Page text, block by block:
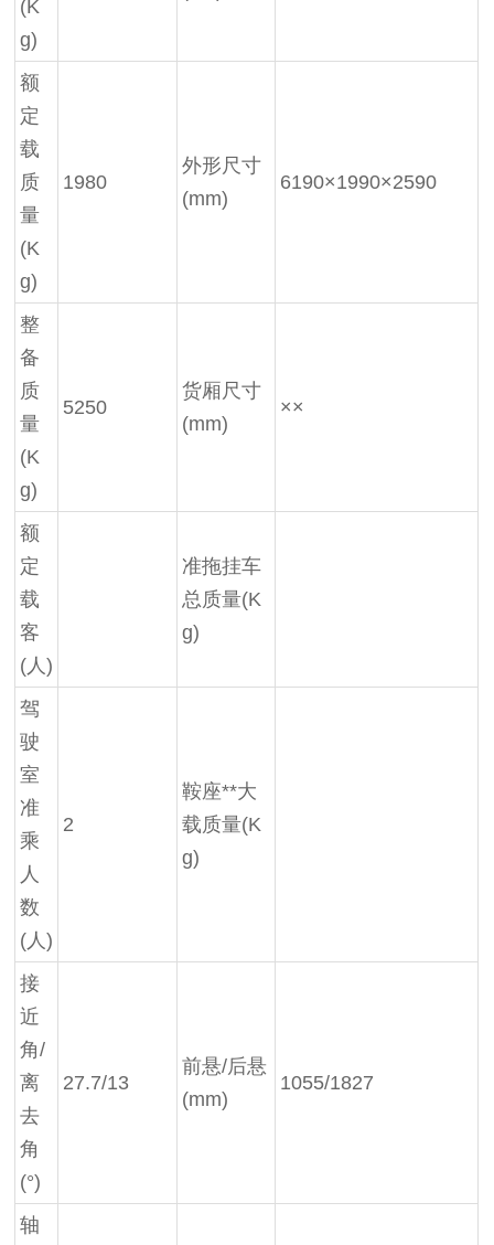
(K
g)
额
定
载
质
量
(K
g)
1980
外形尺寸
(mm)
6190×1990×2590
整
备
质
量
(K
g)
5250
货厢尺寸
(mm)
××
额
定
载
客
(人)
准拖挂车
总质量(K
g)
驾
驶
室
准
乘
人
数
(人)
2
鞍座**大
载质量(K
g)
接
近
角/
离
去
角
(°)
27.7/13
前悬/后悬
(mm)
1055/1827
轴